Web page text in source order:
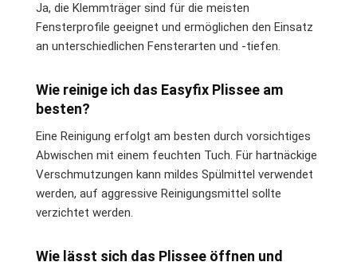
Ja, die Klemmträger sind für die meisten
Fensterprofile geeignet und ermöglichen den Einsatz
an unterschiedlichen Fensterarten und -tiefen.
Wie reinige ich das Easyfix Plissee am
besten?
Eine Reinigung erfolgt am besten durch vorsichtiges
Abwischen mit einem feuchten Tuch. Für hartnäckige
Verschmutzungen kann mildes Spülmittel verwendet
werden, auf aggressive Reinigungsmittel sollte
verzichtet werden.
Wie lässt sich das Plissee öffnen und